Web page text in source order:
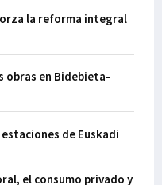
la reforma integral
obras en Bidebieta-
de Euskadi
el consumo privado y